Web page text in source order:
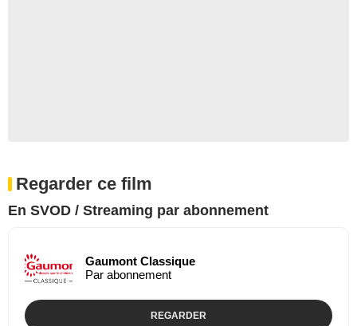
Regarder ce film
En SVOD / Streaming par abonnement
Gaumont Classique
Par abonnement
REGARDER